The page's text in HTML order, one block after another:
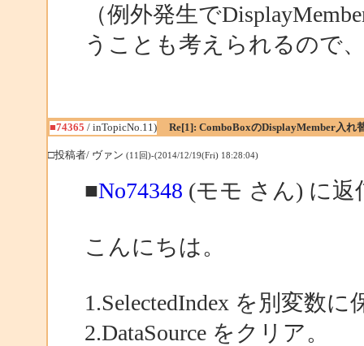
（例外発生で
うことも考えられるので
■74365 / inTopicNo.11) Re[1]: ComboBoxのDisplayMember入れ
□投稿者/ ヴァン (11回)-(2014/12/19(Fri) 18:28:04)
■No74348 (モモ さん) に返
こんにちは。
1.SelectedIndex を別変数に
2.DataSource をクリア。